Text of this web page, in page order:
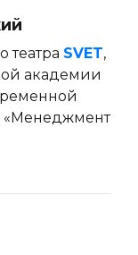
театра SVET,
академии
«Менеджмент